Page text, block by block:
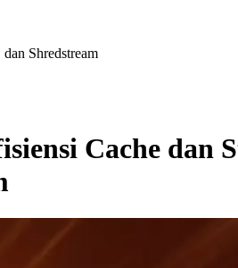
Shredstream
Cache dan